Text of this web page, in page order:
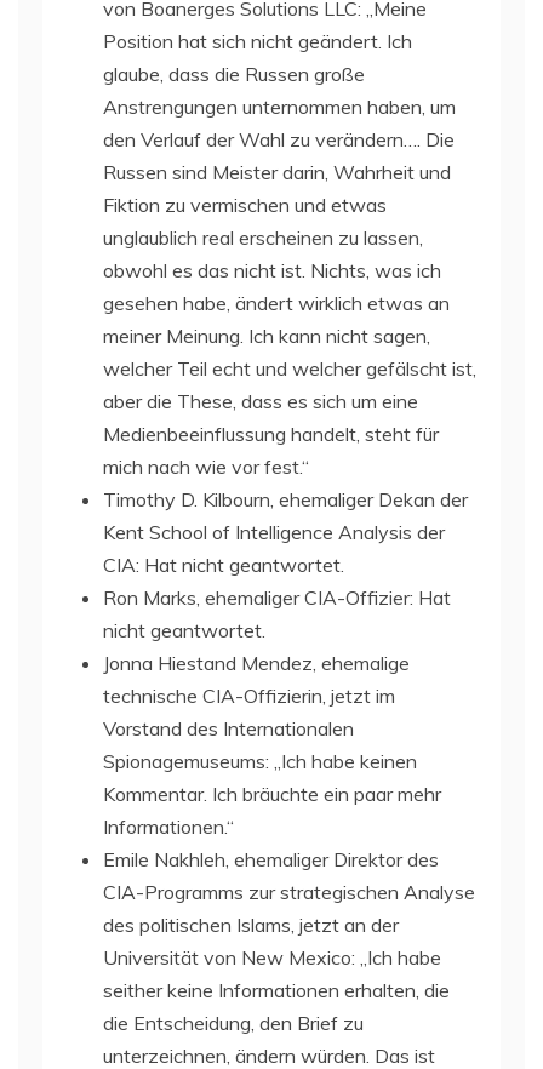
von Boanerges Solutions LLC: „Meine
Position hat sich nicht geändert. Ich
glaube, dass die Russen große
Anstrengungen unternommen haben, um
den Verlauf der Wahl zu verändern…. Die
Russen sind Meister darin, Wahrheit und
Fiktion zu vermischen und etwas
unglaublich real erscheinen zu lassen,
obwohl es das nicht ist. Nichts, was ich
gesehen habe, ändert wirklich etwas an
meiner Meinung. Ich kann nicht sagen,
welcher Teil echt und welcher gefälscht ist,
aber die These, dass es sich um eine
Medienbeeinflussung handelt, steht für
mich nach wie vor fest.“
Timothy D. Kilbourn, ehemaliger Dekan der
Kent School of Intelligence Analysis der
CIA: Hat nicht geantwortet.
Ron Marks, ehemaliger CIA-Offizier: Hat
nicht geantwortet.
Jonna Hiestand Mendez, ehemalige
technische CIA-Offizierin, jetzt im
Vorstand des Internationalen
Spionagemuseums: „Ich habe keinen
Kommentar. Ich bräuchte ein paar mehr
Informationen.“
Emile Nakhleh, ehemaliger Direktor des
CIA-Programms zur strategischen Analyse
des politischen Islams, jetzt an der
Universität von New Mexico: „Ich habe
seither keine Informationen erhalten, die
die Entscheidung, den Brief zu
unterzeichnen, ändern würden. Das ist